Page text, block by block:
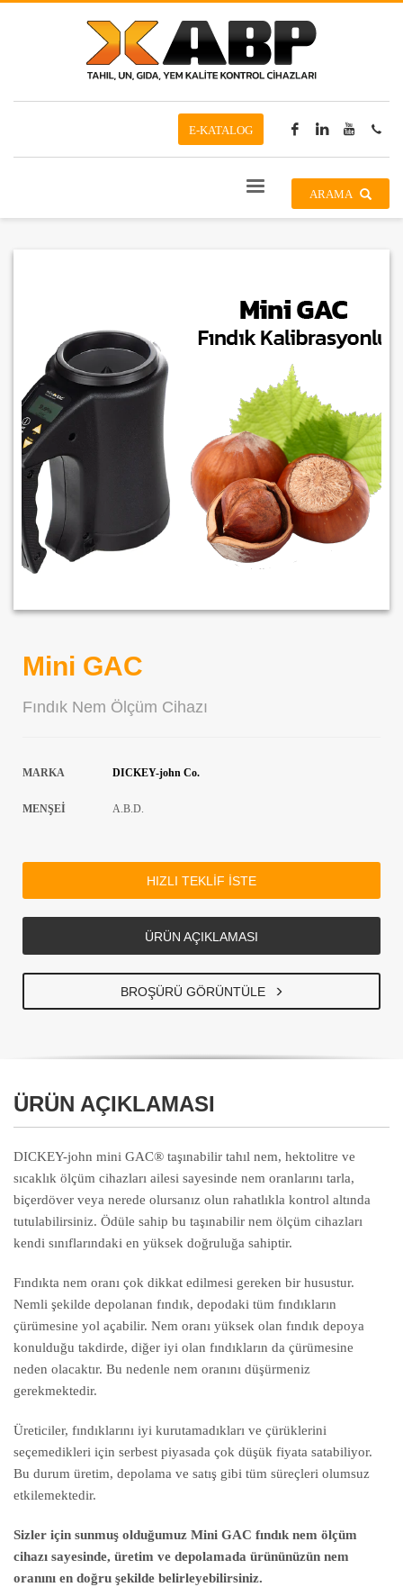
E-KATALOG
ARAMA
Mini GAC
Fındık Nem Ölçüm Cihazı
MARKA DICKEY-john Co.
MENŞEİ A.B.D.
HIZLI TEKLİF İSTE
ÜRÜN AÇIKLAMASI
BROŞÜRÜ GÖRÜNTÜLE
ÜRÜN AÇIKLAMASI
DICKEY-john mini GAC® taşınabilir tahıl nem, hektolitre ve
sıcaklık ölçüm cihazları ailesi sayesinde nem oranlarını tarla,
biçerdöver veya nerede olursanız olun rahatlıkla kontrol altında
tutulabilirsiniz. Ödüle sahip bu taşınabilir nem ölçüm cihazları
kendi sınıflarındaki en yüksek doğruluğa sahiptir.
Fındıkta nem oranı çok dikkat edilmesi gereken bir husustur.
Nemli şekilde depolanan fındık, depodaki tüm fındıkların
çürümesine yol açabilir. Nem oranı yüksek olan fındık depoya
konulduğu takdirde, diğer iyi olan fındıkların da çürümesine
neden olacaktır. Bu nedenle nem oranını düşürmeniz
gerekmektedir.
Üreticiler, fındıklarını iyi kurutamadıkları ve çürüklerini
seçemedikleri için serbest piyasada çok düşük fiyata satabiliyor.
Bu durum üretim, depolama ve satış gibi tüm süreçleri olumsuz
etkilemektedir.
Sizler için sunmuş olduğumuz Mini GAC fındık nem ölçüm
cihazı sayesinde, üretim ve depolamada ürününüzün nem
oranını en doğru şekilde belirleyebilirsiniz.